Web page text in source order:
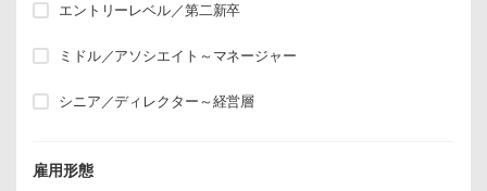
エントリーレベル／第二新卒
ミドル／アソシエイト～マネージャー
シニア／ディレクター～経営層
雇用形態